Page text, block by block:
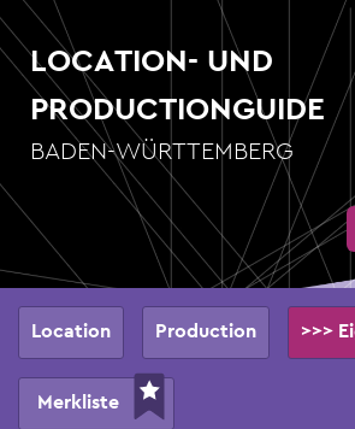
Direkt
zum
Inhalt
LOCATION- UND
PRODUCTIONGUIDE
BADEN-WÜRTTEMBERG
Hauptnavigation
Location Production >>>
Merkliste